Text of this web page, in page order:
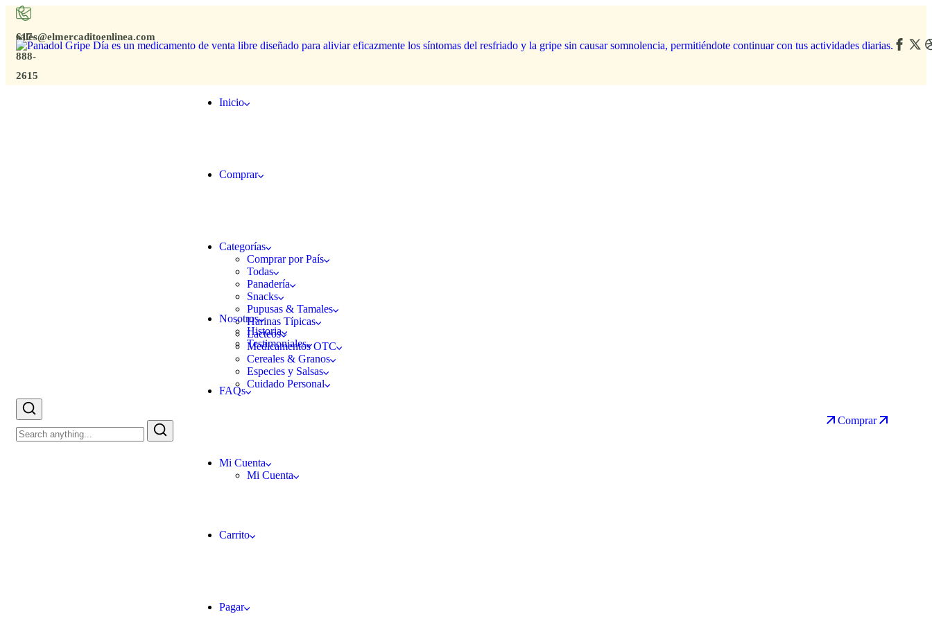
sales@elmercaditoenlinea.com
617-
888-
2615
Inicio
Comprar
Categorías
Comprar por País
Todas
Panadería
Snacks
Pupusas & Tamales
Harinas Típicas
Lacteos
Medicamentos OTC
Cereales & Granos
Especies y Salsas
Cuidado Personal
Nosotros
Historia
Testimoniales
FAQs
Mi Cuenta
Mi Cuenta
Carrito
Pagar
Comprar